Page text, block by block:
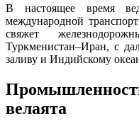
В настоящее время
международной
свяжет
Туркменистан–Иран, с
заливу и Индийскому
велаята